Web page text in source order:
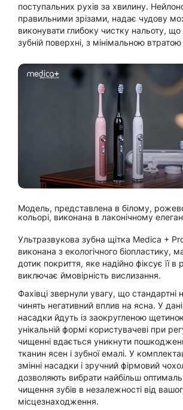
поступальних рухів за хвилину.
правильними зрізами, надає чудову
виконувати глибоку чистку нальоту,
зубній поверхні, з мінімальною
Модель, представлена ​​в білому,
кольорі, виконана в лаконічному
Ультразвукова зубна щітка Medica +
виконана з екологічного біопластику,
дотик покриття, яке надійно фіксує її в
виключає ймовірність вислизання.
Фахівці звернули увагу, що стандартні
чинять негативний вплив на ясна. У
насадки йдуть із заокругленою
унікальній формі користувачеві при
чищенні вдається уникнути
тканин ясен і зубної емалі. У
змінні насадки і зручний фірмовий
дозволяють вибрати найбільш
чищення зубів в незалежності від
місцезнаходження.